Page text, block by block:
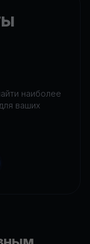
наиболее
ваших